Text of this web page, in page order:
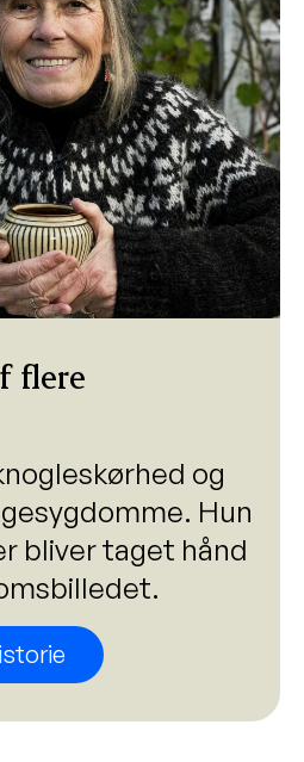
flere
og
Hun
bliver taget hånd